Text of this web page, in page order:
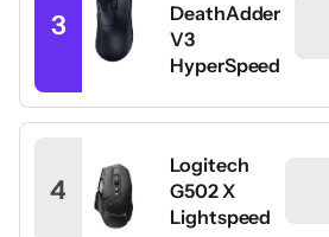
3
DeathAdder
V3
HyperSpeed
4
Logitech
G502 X
Lightspeed